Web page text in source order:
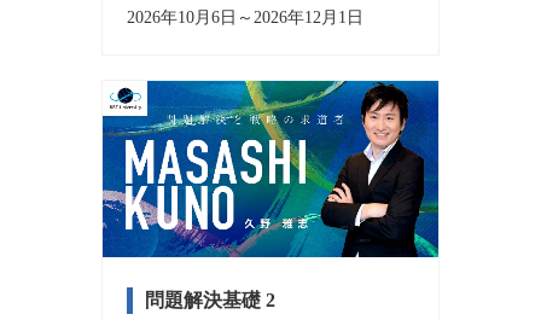
2026年10月6日～2026年12月1日
問題解決基礎 2